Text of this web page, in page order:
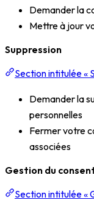
Demander la
Mettre à jour
Suppression
Section intitulée «
Demander la
personnelles
Fermer votre
associées
Gestion du
Section intitulée «